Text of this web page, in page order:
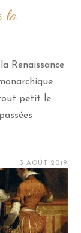
la
Renaissance
tout petit le
3 AOÛT 2019